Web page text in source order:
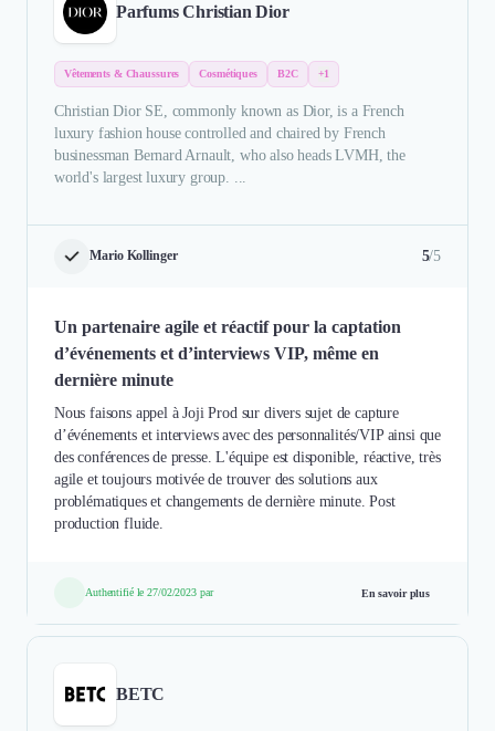
Parfums Christian Dior
Vêtements & Chaussures Cosmétiques B2C +1
Christian Dior SE, commonly known as Dior, is a French
luxury fashion house controlled and chaired by French
businessman Bernard Arnault, who also heads LVMH, the
world's largest luxury group. ...
Mario Kollinger 5/5
Un partenaire agile et réactif pour la captation
d’événements et d’interviews VIP, même en
dernière minute
Nous faisons appel à Joji Prod sur divers sujet de capture
d’événements et interviews avec des personnalités/VIP ainsi que
des conférences de presse. L'équipe est disponible, réactive, très
agile et toujours motivée de trouver des solutions aux
problématiques et changements de dernière minute. Post
production fluide.
Authentifié le 27/02/2023 par En savoir plus
BETC